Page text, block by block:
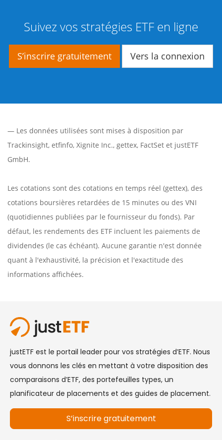
Suivez vos stratégies ETF en ligne
S’inscrire gratuitement Vers la connexion
— Les données utilisées sont mises à disposition par
Trackinsight, etfinfo, Xignite Inc., gettex, FactSet et justETF
GmbH.
Les cotations sont des cotations en temps réel (gettex), des
cotations boursières retardées de 15 minutes ou des VNI
(quotidiennes publiées par le fournisseur du fonds). Par
défaut, les rendements des ETF incluent les paiements de
dividendes (le cas échéant). Aucune garantie n'est donnée
quant à l'exhaustivité, la précision et l'exactitude des
informations affichées.